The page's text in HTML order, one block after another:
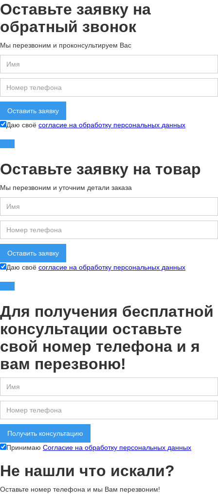
Оставьте заявку на
обратный звонок
Мы перезвоним и проконсультируем Вас
Даю своё согласие на обработку персональных данных
Оставьте заявку на товар
Мы перезвоним и уточним детали заказа
Даю своё согласие на обработку персональных данных
Для получения бесплатной
консультации оставьте
свой номер телефона и я
вам перезвоню!
Принимаю Согласие на обработку персональных данных
Не нашли что искали?
Оставьте номер телефона и мы Вам перезвоним!